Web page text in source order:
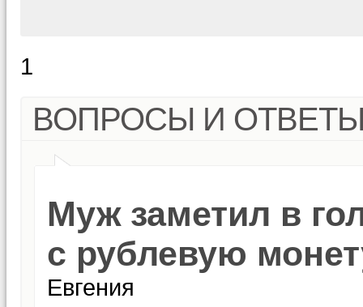
1
ВОПРОСЫ И
Муж заметил в
с рублевую
Евгения